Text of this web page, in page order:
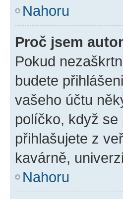
Nahoru
Proč jsem
Pokud
budete
vašeho účtu
políčko, když se
přihlašujete z
kavárně,
Nahoru